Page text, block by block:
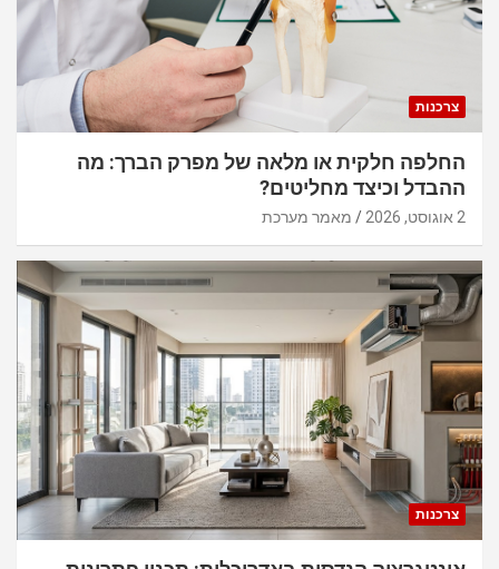
צרכנות
החלפה חלקית או מלאה של מפרק הברך: מה
ההבדל וכיצד מחליטים?
2 אוגוסט, 2026 מאמר מערכת
צרכנות